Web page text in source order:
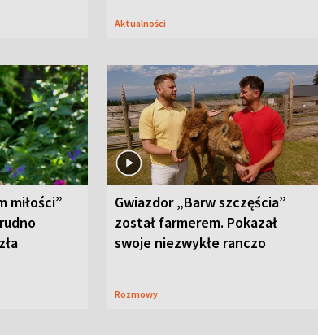
Aktualności
miłości”
Gwiazdor „Barw szczęścia”
został farmerem. Pokazał
swoje niezwykłe ranczo
Rozmowy